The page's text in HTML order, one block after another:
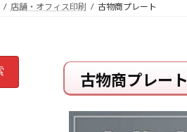
店舗・オフィス印刷 古物商プレート
古物商プレート